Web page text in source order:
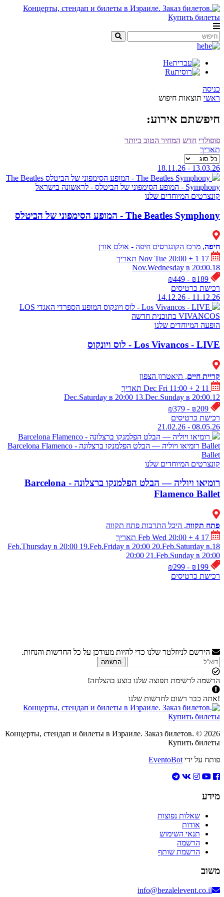
he
He
Ru
כניסה
ראשי תוצאות חיפוש
חיפשתם אירוע:
פופולרי חדש המחיר הטוב ביותר
תאריך
13.03.26 - 18.11.26
The Beatles Symphony - המופע הסימפוני של הביטלס
The Beatles
Symphony - המופע הסימפוני של הביטלס - לראשונה בישראל
קונצרטים המיוחדים שלנו
The Beatles Symphony - המופע הסימפוני של הביטלס
חיפה, מרכז הקונגרסים חיפה - אולם אורן
+ 1 תאריך
18.Nov.Wednesday в 20:00
רכישת כרטיסים
11.12.26 - 14.12.26
Los Vivancos - LIVE - לוס ויונקוס
המופע הספרדי האגדי LOS
VIVANCOS בתוכנית חדשה
הופעה המיוחדים שלנו
Los Vivancos - LIVE - לוס ויונקוס
קריית חיים, תיאטרון הצפון
+ 2 תאריך
12.Dec.Saturday в 20:00
13.Dec.Sunday в 20:00
רכישת כרטיסים
08.05.26 - 21.02.26
רומיאו ויוליה — הבלט הפלמנקו ברצלונה - Barcelona Flamenco
Ballet
רומיאו ויוליה — הבלט הפלמנקו ברצלונה - Barcelona Flamenco
Ballet
קונצרטים המיוחדים שלנו
רומיאו ויוליה — הבלט הפלמנקו ברצלונה - Barcelona
Flamenco Ballet
פתח תקווה, היכל התרבות פתח תקווה
+ 4 תאריך
18.Feb.Thursday в 20:00
19.Feb.Friday в 20:00 20.Feb.Saturday в
20:00 21.Feb.Sunday в 20:00
רכישת כרטיסים
הירשם לניוזלטר שלנו כדי להיות מעודכן על כל החדשות והנחות.
הרשמה
הרשמה לרשימת תפוצה שלנו בוצע בהצלחה!
!אתה כבר רשום לחדשות שלנו
2026 © Концерты, стендап и билеты в Израиле. Заказ билетов.
Купить билеты
פותח על ידי EventoBot
מידע
שאלות נפוצות
אודות
תנאי השימוש
הרשמה
הרשמת שותף
משוב
info@bezalelevent.co.il